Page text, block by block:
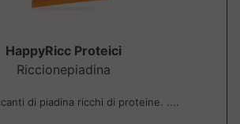
HappyRicc Proteici
Riccionepiadina
di piadina ricchi di proteine. ....